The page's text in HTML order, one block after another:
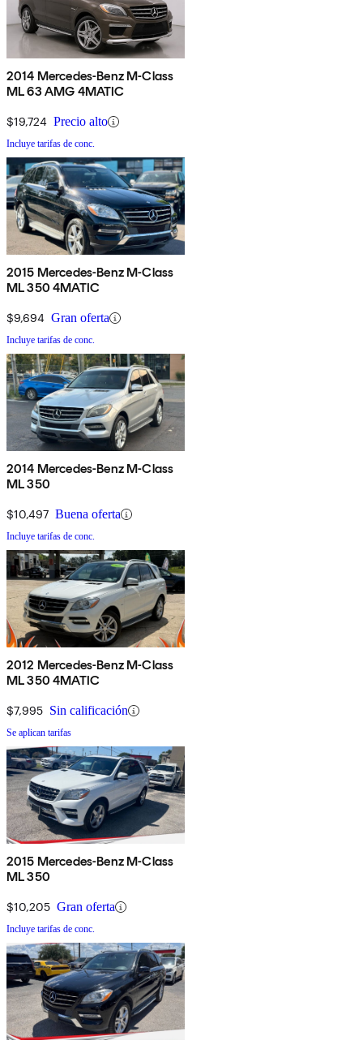
2014 Mercedes-Benz M-Class
ML 63 AMG 4MATIC
$19,724 Precio alto
Incluye tarifas de conc.
2015 Mercedes-Benz M-Class
ML 350 4MATIC
$9,694 Gran oferta
Incluye tarifas de conc.
2014 Mercedes-Benz M-Class
ML 350
$10,497 Buena oferta
Incluye tarifas de conc.
2012 Mercedes-Benz M-Class
ML 350 4MATIC
$7,995 Sin calificación
Se aplican tarifas
2015 Mercedes-Benz M-Class
ML 350
$10,205 Gran oferta
Incluye tarifas de conc.